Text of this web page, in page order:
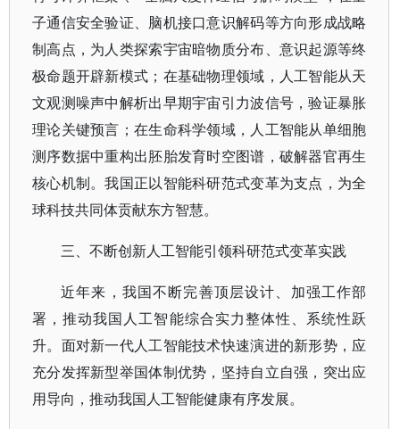
子通信安全验证、脑机接口意识解码等方向形成战略
制高点，为人类探索宇宙暗物质分布、意识起源等终
极命题开辟新模式；在基础物理领域，人工智能从天
文观测噪声中解析出早期宇宙引力波信号，验证暴胀
理论关键预言；在生命科学领域，人工智能从单细胞
测序数据中重构出胚胎发育时空图谱，破解器官再生
核心机制。我国正以智能科研范式变革为支点，为全
球科技共同体贡献东方智慧。
三、不断创新人工智能引领科研范式变革实践
近年来，我国不断完善顶层设计、加强工作部
署，推动我国人工智能综合实力整体性、系统性跃
升。面对新一代人工智能技术快速演进的新形势，应
充分发挥新型举国体制优势，坚持自立自强，突出应
用导向，推动我国人工智能健康有序发展。